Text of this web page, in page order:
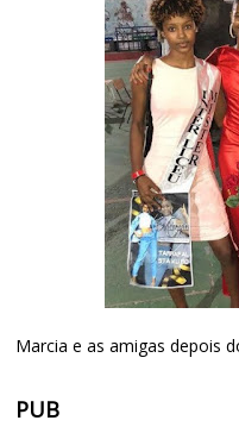
Marcia e as amigas depois
PUB